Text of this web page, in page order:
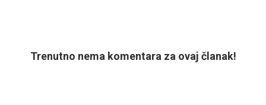
Trenutno nema komentara za ovaj članak!